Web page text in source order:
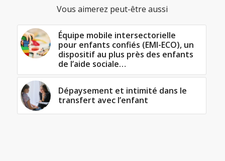
Vous aimerez peut-être aussi
Équipe mobile intersectorielle
pour enfants confiés (EMI-ECO), un
dispositif au plus près des enfants
de l’aide sociale…
Dépaysement et intimité dans le
transfert avec l’enfant